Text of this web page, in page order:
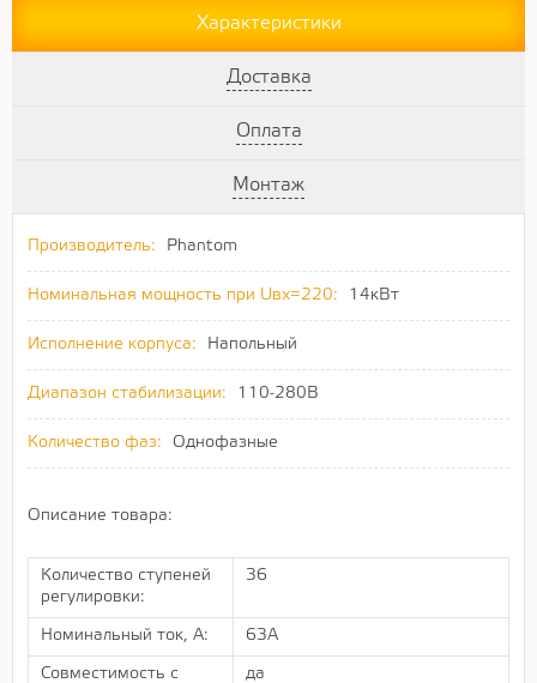
Характеристики
Доставка
Оплата
Монтаж
Производитель: Phantom
Номинальная мощность при Uвх=220: 14кВт
Исполнение корпуса: Напольный
Диапазон стабилизации: 110-280В
Количество фаз: Однофазные
Описание товара:
Количество ступеней
регулировки:
36
Номинальный ток, А: 63А
Совместимость с
да